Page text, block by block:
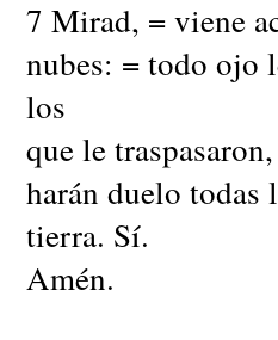
7 Mirad, = viene
nubes: = todo ojo
los
que le
harán duelo todas
tierra. Sí.
Amén.